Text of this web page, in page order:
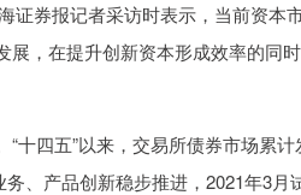
券报记者采访时表示，当前资本
，在提升创新资本形成效率的同
四五”以来，交易所债券市场累计
、产品创新稳步推进，2021年3月